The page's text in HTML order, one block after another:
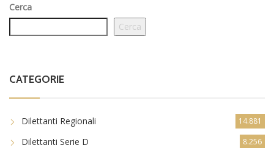
Cerca
Cerca
CATEGORIE
Dilettanti Regionali 14.881
Dilettanti Serie D 8.256